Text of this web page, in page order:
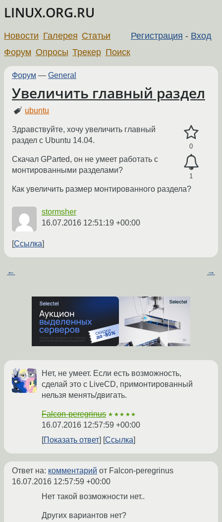
LINUX.ORG.RU
Регистрация - Вход
Новости Галерея Статьи
Форум Опросы Трекер Поиск
Форум — General
Увеличить главный раздел
ubuntu
0
1
Здравствуйте, хочу увеличить главный
раздел с Ubuntu 14.04.
Cкачал GParted, он не умеет работать с
монтированными разделами?
Как увеличить размер монтированного раздела?
stormsher
16.07.2016 12:51:19 +00:00
Ссылка
← →
Нет, не умеет. Если есть возможность,
сделай это с LiveCD, примонтированный
нельзя менять/двигать.
Falcon-peregrinus ★★★★★
16.07.2016 12:57:59 +00:00
Показать ответ
Ссылка
Ответ на: комментарий от Falcon-peregrinus
16.07.2016 12:57:59 +00:00
Нет такой возможности нет..
Других вариантов нет?